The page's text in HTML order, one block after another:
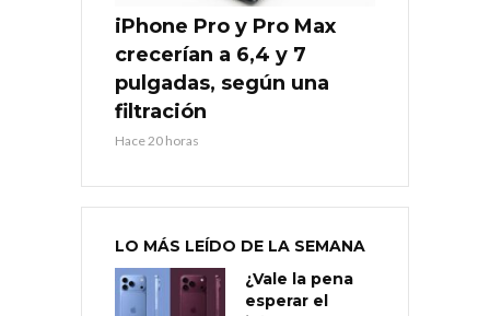
iPhone Pro y Pro Max
crecerían a 6,4 y 7
pulgadas, según una
filtración
Hace 20 horas
LO MÁS LEÍDO DE LA SEMANA
¿Vale la pena
esperar el